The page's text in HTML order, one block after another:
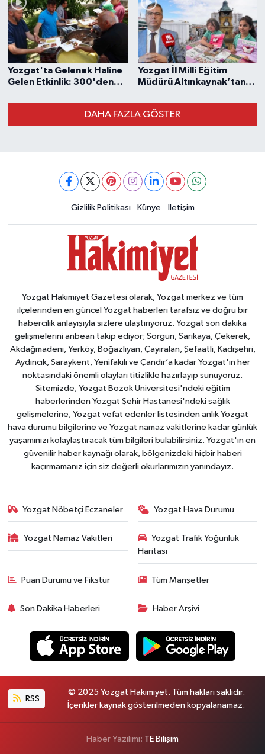
Yozgat'ta Gelenek Haline
Gelen Etkinlik: 300'den
Buluştu!
Yozgat İl Milli Eğitim
Müdürü Altınkaynak’tan
Mesajla Geldi
DAHA FAZLA GÖSTER
Gizlilik Politikası Künye İletişim
Yozgat Hakimiyet Gazetesi olarak, Yozgat merkez ve tüm
ilçelerinden en güncel Yozgat haberleri tarafsız ve doğru bir
habercilik anlayışıyla sizlere ulaştırıyoruz. Yozgat son dakika
gelişmelerini anbean takip ediyor; Sorgun, Sarıkaya, Çekerek,
Akdağmadeni, Yerköy, Boğazlıyan, Çayıralan, Şefaatli, Kadışehri,
Aydıncık, Saraykent, Yenifakılı ve Çandır’a kadar Yozgat'ın her
noktasındaki önemli olayları titizlikle hazırlayıp sunuyoruz.
Sitemizde, Yozgat Bozok Üniversitesi'ndeki eğitim
haberlerinden Yozgat Şehir Hastanesi'ndeki sağlık
gelişmelerine, Yozgat vefat edenler listesinden anlık Yozgat
hava durumu bilgilerine ve Yozgat namaz vakitlerine kadar günlük
yaşamınızı kolaylaştıracak tüm bilgileri bulabilirsiniz. Yozgat'ın en
güvenilir haber kaynağı olarak, bölgenizdeki hiçbir haberi
kaçırmamanız için siz değerli okurlarımızın yanındayız.
Yozgat Nöbetçi Eczaneler Yozgat Hava Durumu
Yozgat Namaz Vakitleri
Yozgat Trafik Yoğunluk
Haritası
Puan Durumu ve Fikstür Tüm Manşetler
Son Dakika Haberleri Haber Arşivi
RSS
© 2025 Yozgat Hakimiyet. Tüm hakları saklıdır.
İçerikler kaynak gösterilmeden kopyalanamaz.
Haber Yazılımı: TE Bilişim